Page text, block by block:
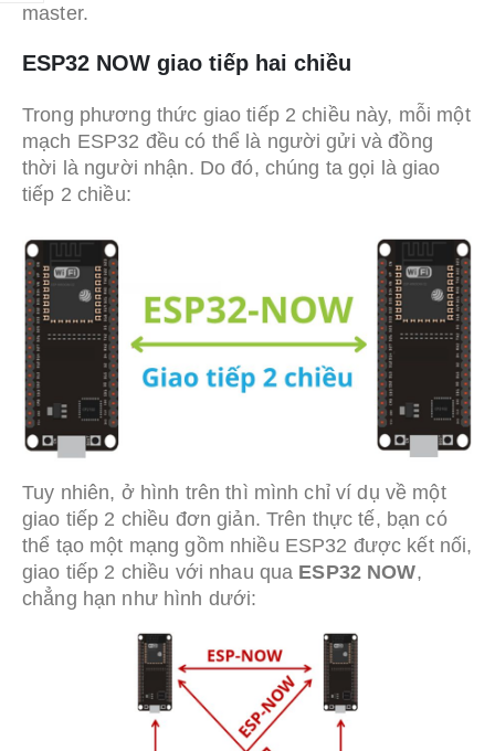
master.
ESP32 NOW giao tiếp hai chiều
Trong phương thức giao tiếp 2 chiều này, mỗi một
mạch ESP32 đều có thể là người gửi và đồng
thời là người nhận. Do đó, chúng ta gọi là giao
tiếp 2 chiều:
Tuy nhiên, ở hình trên thì mình chỉ ví dụ về một
giao tiếp 2 chiều đơn giản. Trên thực tế, bạn có
thể tạo một mạng gồm nhiều ESP32 được kết nối,
giao tiếp 2 chiều với nhau qua ESP32 NOW,
chẳng hạn như hình dưới: